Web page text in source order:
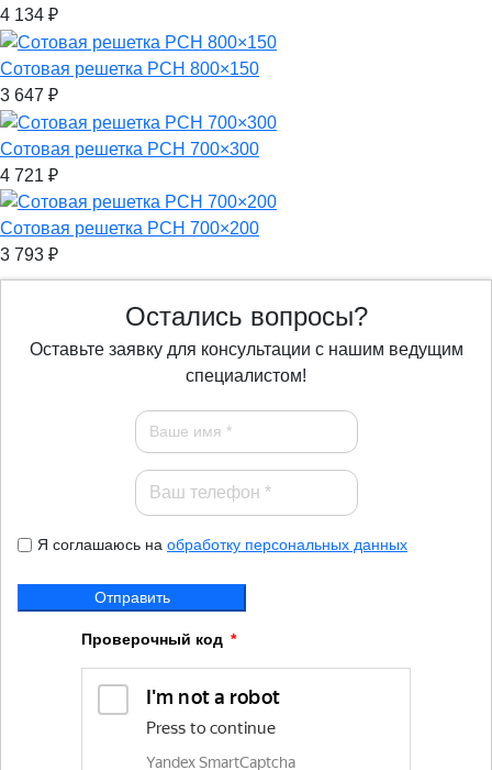
4 134 ₽
Сотовая решетка РСН 800×150
3 647 ₽
Сотовая решетка РСН 700×300
4 721 ₽
Сотовая решетка РСН 700×200
3 793 ₽
Остались вопросы?
Оставьте заявку для консультации с нашим ведущим
специалистом!
Я соглашаюсь на обработку персональных данных
Отправить
Проверочный код